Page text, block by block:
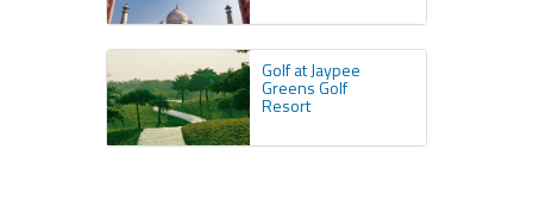
Golf at Jaypee
Greens Golf
Resort